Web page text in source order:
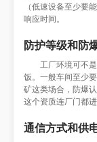
（低速设备至少要
响应时间。
防护等级和防
工厂环境可不
饭。一般车间至少
矿这类场合，防爆
这个资质连厂门都进
通信方式和供